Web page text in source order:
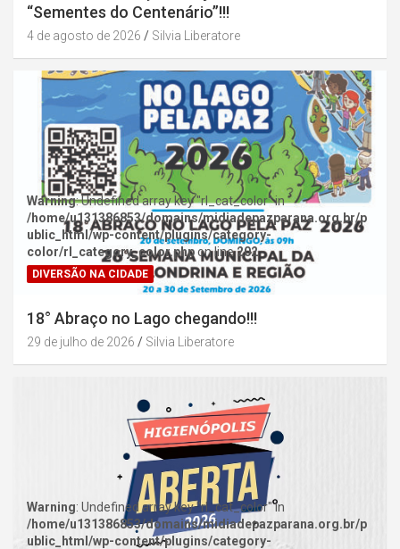
“Sementes do Centenário”!!!
4 de agosto de 2026 Silvia Liberatore
Warning: Undefined array key "rl_cat_color" in
/home/u131386853/domains/midiadepazparana.org.br/p
ublic_html/wp-content/plugins/category-
color/rl_category_color.phpon line202
DIVERSÃO NA CIDADE
18° Abraço no Lago chegando!!!
29 de julho de 2026 Silvia Liberatore
Warning: Undefined array key "rl_cat_color" in
/home/u131386853/domains/midiadepazparana.org.br/p
ublic_html/wp-content/plugins/category-